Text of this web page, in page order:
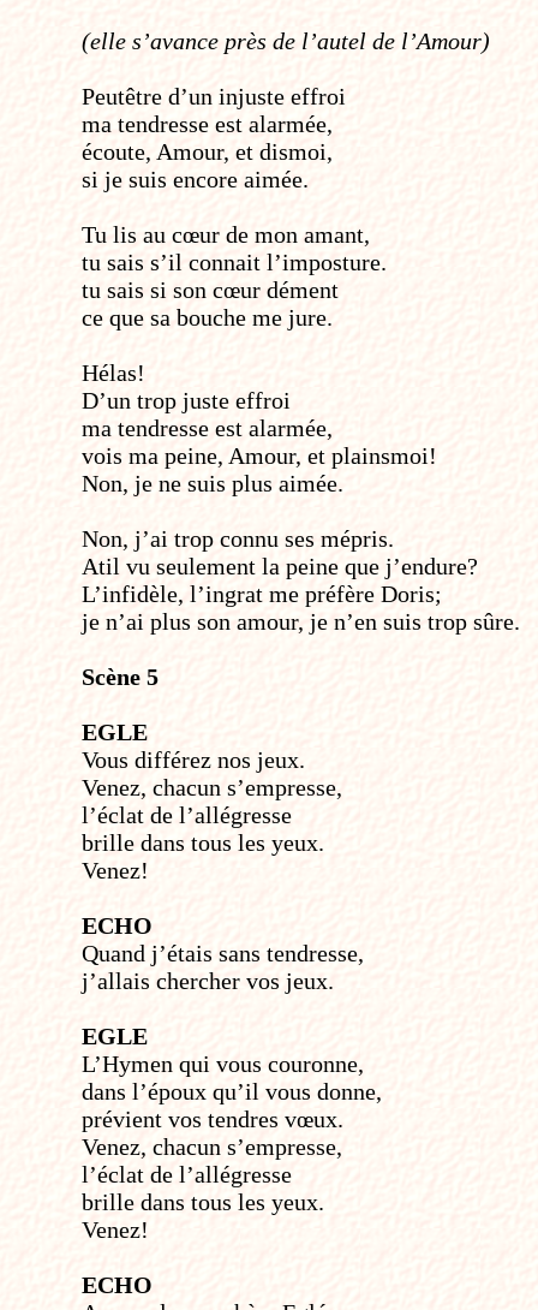
(elle s’avance près de l’autel de l’Amour)
Peut­être d’un injuste effroi
ma tendresse est alarmée,
écoute, Amour, et dis­moi,
si je suis encore aimée.
Tu lis au cœur de mon amant,
tu sais s’il connait l’imposture.
tu sais si son cœur dément
ce que sa bouche me jure.
Hélas!
D’un trop juste effroi
ma tendresse est alarmée,
vois ma peine, Amour, et plains­moi!
Non, je ne suis plus aimée.
Non, j’ai trop connu ses mépris.
A­t­il vu seulement la peine que j’endure?
L’infidèle, l’ingrat me préfère Doris;
je n’ai plus son amour, je n’en suis trop sûre.
Scène 5
EGLE
Vous différez nos jeux.
Venez, chacun s’empresse,
l’éclat de l’allégresse
brille dans tous les yeux.
Venez!
ECHO
Quand j’étais sans tendresse,
j’allais chercher vos jeux.
EGLE
L’Hymen qui vous couronne,
dans l’époux qu’il vous donne,
prévient vos tendres vœux.
Venez, chacun s’empresse,
l’éclat de l’allégresse
brille dans tous les yeux.
Venez!
ECHO